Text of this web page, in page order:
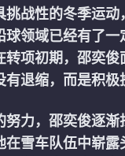
挑战性的冬季运
球领域已经有了
转项初期，邵奕
退缩，而是积极
努力，邵奕俊逐
在雪车队伍中崭